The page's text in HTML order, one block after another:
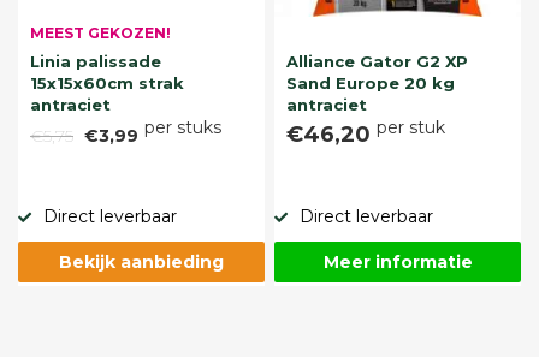
MEEST GEKOZEN!
Linia palissade
15x15x60cm strak
antraciet
€5,75 €3,99 per stuks
Direct leverbaar
Bekijk aanbieding
Alliance Gator G2 XP
Sand Europe 20 kg
antraciet
€46,20 per stuk
Direct leverbaar
Meer informatie